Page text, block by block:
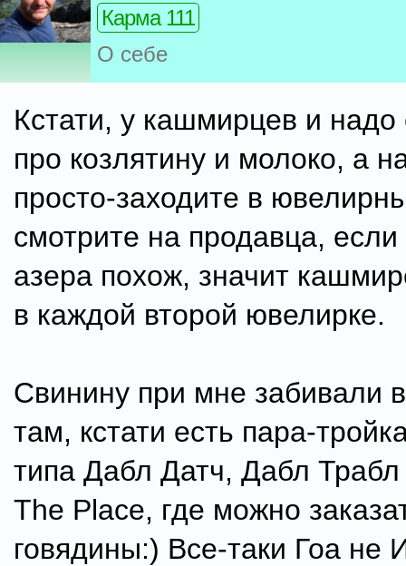
Карма 111
О себе
Кстати, у кашмирцев и
про козлятину и молоко, а
просто-заходите в
смотрите на продавца,
азера похож, значит
в каждой второй ювелирке.
Свинину при мне забивали
там, кстати есть пара-
типа Дабл Датч, Дабл Трабл
The Place, где можно
говядины:) Все-таки Гоа не